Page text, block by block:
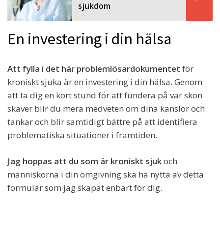
sjukdom
En investering i din hälsa
Att fylla i det här problemlösardokumentet för
kroniskt sjuka är en investering i din hälsa. Genom
att ta dig en kort stund för att fundera på var skon
skaver blir du mera medveten om dina känslor och
tankar och blir samtidigt bättre på att identifiera
problematiska situationer i framtiden.
Jag hoppas att du som är kroniskt sjukoch
människorna i din omgivning ska ha nytta av detta
formulär som jag skapat enbart för dig.